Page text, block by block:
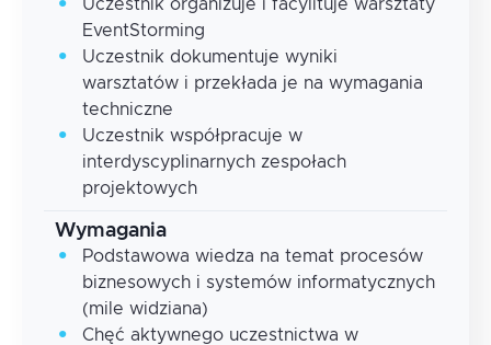
Uczestnik organizuje i facylituje warsztaty
EventStorming
Uczestnik dokumentuje wyniki
warsztatów i przekłada je na wymagania
techniczne
Uczestnik współpracuje w
interdyscyplinarnych zespołach
projektowych
Wymagania
Podstawowa wiedza na temat procesów
biznesowych i systemów informatycznych
(mile widziana)
Chęć aktywnego uczestnictwa w